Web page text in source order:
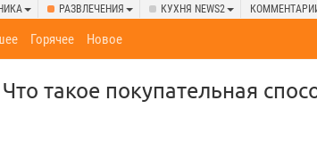
РАЗВЛЕЧЕНИЯ КУХНЯ NEWS2
Горячее Новое
такое покупательная